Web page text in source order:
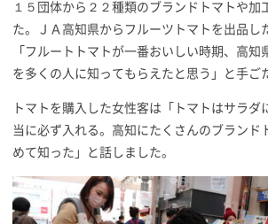
１５団体から２２種類のブランドトマトや加
た。ＪＡ高知県からフルーツトマトを出品し
「フルートトマトが一番おいしい時期、高知
を多くの人に知ってもらえたと思う」と手ご
トマトを購入した女性客は「トマトはサラダ
当に必ず入れる。高知にたくさんのブランド
めて知った」と話しました。